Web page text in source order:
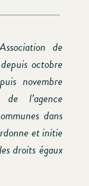
de
octobre
novembre
l’agence
dans
et initie
droits égaux